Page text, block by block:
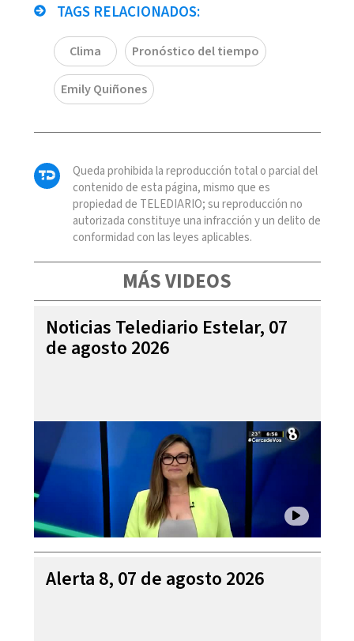
TAGS RELACIONADOS:
Clima Pronóstico del tiempo
Emily Quiñones
Queda prohibida la reproducción total o parcial del
contenido de esta página, mismo que es
propiedad de TELEDIARIO; su reproducción no
autorizada constituye una infracción y un delito de
conformidad con las leyes aplicables.
MÁS VIDEOS
Noticias Telediario Estelar, 07
de agosto 2026
Alerta 8, 07 de agosto 2026